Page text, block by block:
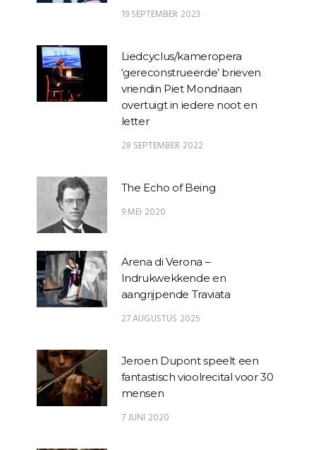
19 SEPTEMBER 2023
Liedcyclus/kameropera
‘gereconstrueerde’ brieven
vriendin Piet Mondriaan
overtuigt in iedere noot en
letter
28 SEPTEMBER 2022
The Echo of Being
9 MEI 2020
Arena di Verona –
Indrukwekkende en
aangrijpende Traviata
27 AUGUSTUS 2025
Jeroen Dupont speelt een
fantastisch vioolrecital voor 30
mensen
7 JUNI 2020